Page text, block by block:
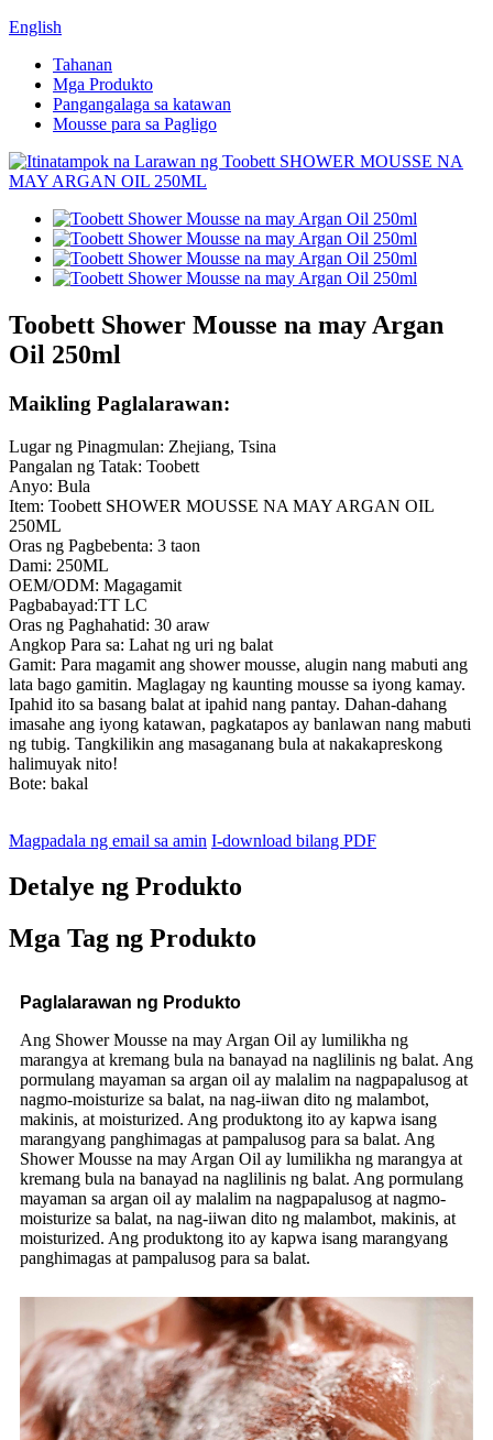
English
Tahanan
Mga Produkto
Pangangalaga sa katawan
Mousse para sa Pagligo
Toobett Shower Mousse na may Argan
Oil 250ml
Maikling Paglalarawan:
Lugar ng Pinagmulan: Zhejiang, Tsina
Pangalan ng Tatak: Toobett
Anyo: Bula
Item: Toobett SHOWER MOUSSE NA MAY ARGAN OIL
250ML
Oras ng Pagbebenta: 3 taon
Dami: 250ML
OEM/ODM: Magagamit
Pagbabayad:TT LC
Oras ng Paghahatid: 30 araw
Angkop Para sa: Lahat ng uri ng balat
Gamit: Para magamit ang shower mousse, alugin nang mabuti ang
lata bago gamitin. Maglagay ng kaunting mousse sa iyong kamay.
Ipahid ito sa basang balat at ipahid nang pantay. Dahan-dahang
imasahe ang iyong katawan, pagkatapos ay banlawan nang mabuti
ng tubig. Tangkilikin ang masaganang bula at nakakapreskong
halimuyak nito!
Bote: bakal
Magpadala ng email sa amin I-download bilang PDF
Detalye ng Produkto
Mga Tag ng Produkto
Paglalarawan ng Produkto
Ang Shower Mousse na may Argan Oil ay lumilikha ng
marangya at kremang bula na banayad na naglilinis ng balat. Ang
pormulang mayaman sa argan oil ay malalim na nagpapalusog at
nagmo-moisturize sa balat, na nag-iiwan dito ng malambot,
makinis, at moisturized. Ang produktong ito ay kapwa isang
marangyang panghimagas at pampalusog para sa balat. Ang
Shower Mousse na may Argan Oil ay lumilikha ng marangya at
kremang bula na banayad na naglilinis ng balat. Ang pormulang
mayaman sa argan oil ay malalim na nagpapalusog at nagmo-
moisturize sa balat, na nag-iiwan dito ng malambot, makinis, at
moisturized. Ang produktong ito ay kapwa isang marangyang
panghimagas at pampalusog para sa balat.